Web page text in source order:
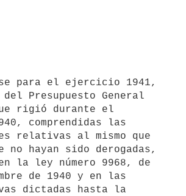
Presupuesto General
rigió durante el
comprendidas las
relativas al mismo que
no hayan sido derogadas,
la ley número 9968, de
de 1940 y en las
dictadas hasta la